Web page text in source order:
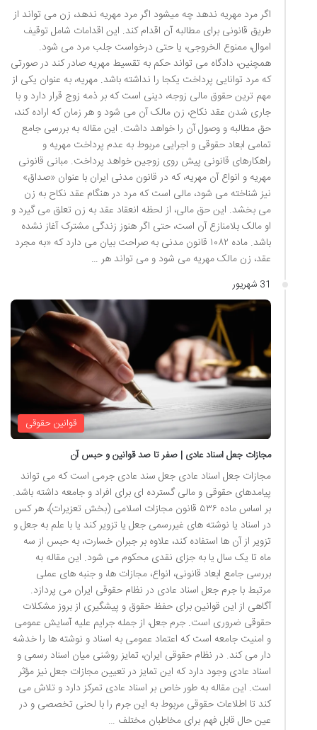
اگر مرد مهریه ندهد چه میشود اگر مرد مهریه ندهد، زن می تواند از
طریق قانونی برای مطالبه آن اقدام کند. این اقدامات شامل توقیف
اموال، ممنوع الخروجی، یا حتی درخواست جلب مرد می شود.
همچنین، دادگاه می تواند حکم به تقسیط مهریه صادر کند در صورتی
که مرد توانایی پرداخت یکجا را نداشته باشد. مهریه، به عنوان یکی از
مهم ترین حقوق مالی زوجه، دینی است که بر ذمه زوج قرار دارد و با
جاری شدن عقد نکاح، زن مالک آن می شود و هر زمان که اراده کند،
حق مطالبه و وصول آن را خواهد داشت. این مقاله به بررسی جامع
تمامی ابعاد حقوقی و اجرایی مربوط به عدم پرداخت مهریه و
راهکارهای قانونی پیش روی زوجین خواهد پرداخت. مبانی قانونی
مهریه و انواع آن مهریه، که در قانون مدنی ایران با عنوان «صداق»
نیز شناخته می شود، مالی است که مرد در هنگام عقد نکاح به زن
می بخشد. این حق مالی، از لحظه انعقاد عقد به زن تعلق می گیرد و
او مالک بلامنازع آن است، حتی اگر هنوز زندگی مشترک آغاز نشده
باشد. ماده ۱۰۸۲ قانون مدنی به صراحت بیان می دارد که «به مجرد
عقد، زن مالک مهریه می شود و می تواند هر …
31 شهریور
قوانین حقوقی
مجازات جعل اسناد عادی | صفر تا صد قوانین و حبس آن
مجازات جعل اسناد عادی جعل سند عادی جرمی است که می تواند
پیامدهای حقوقی و مالی گسترده ای برای افراد و جامعه داشته باشد.
بر اساس ماده ۵۳۶ قانون مجازات اسلامی (بخش تعزیرات)، هر کس
در اسناد یا نوشته های غیررسمی جعل یا تزویر کند یا با علم به جعل و
تزویر از آن ها استفاده کند، علاوه بر جبران خسارت، به حبس از سه
ماه تا یک سال یا به جزای نقدی محکوم می شود. این مقاله به
بررسی جامع ابعاد قانونی، انواع، مجازات ها، و جنبه های عملی
مرتبط با جرم جعل اسناد عادی در نظام حقوقی ایران می پردازد.
آگاهی از این قوانین برای حفظ حقوق و پیشگیری از بروز مشکلات
حقوقی ضروری است. جرم جعل، از جمله جرایم علیه آسایش عمومی
و امنیت جامعه است که اعتماد عمومی به اسناد و نوشته ها را خدشه
دار می کند. در نظام حقوقی ایران، تمایز روشنی میان اسناد رسمی و
اسناد عادی وجود دارد که این تمایز در تعیین مجازات جعل نیز مؤثر
است. این مقاله به طور خاص بر اسناد عادی تمرکز دارد و تلاش می
کند تا اطلاعات حقوقی مربوط به این جرم را با لحنی تخصصی و در
عین حال قابل فهم برای مخاطبان مختلف …